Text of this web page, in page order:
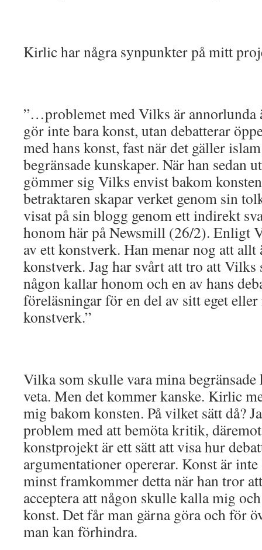
Kirlic har några synpunkter på mitt
”…problemet med Vilks är annorlunda
gör inte bara konst, utan debatterar
med hans konst, fast när det gäller
begränsade kunskaper. När han sedan
gömmer sig Vilks envist bakom
betraktaren skapar verket genom sin
visat på sin blogg genom ett indirekt
honom här på Newsmill (26/2). Enligt
av ett konstverk. Han menar nog att allt
konstverk. Jag har svårt att tro att Vilks
någon kallar honom och en av hans
föreläsningar för en del av sitt eget eller
konstverk.”
Vilka som skulle vara mina
veta. Men det kommer kanske. Kirlic
mig bakom konsten. På vilket sätt då?
problem med att bemöta kritik,
konstprojekt är ett sätt att visa hur
argumentationer opererar. Konst är
minst framkommer detta när han tror
acceptera att någon skulle kalla mig
konst. Det får man gärna göra och för
man kan förhindra.